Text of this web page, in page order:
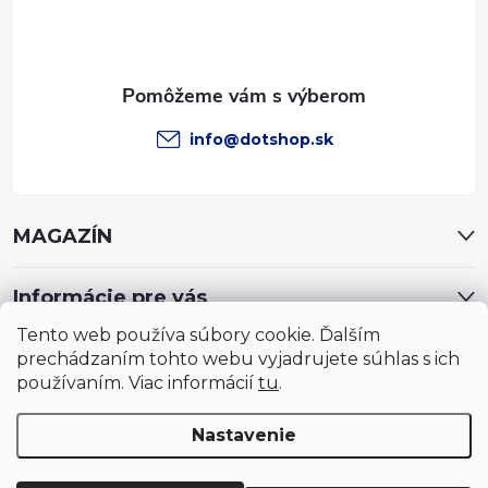
Tento web používa súbory cookie. Ďalším
prechádzaním tohto webu vyjadrujete súhlas s ich
používaním. Viac informácií tu.
Nastavenie
info@dotshop.sk
MAGAZÍN
Informácie pre vás
Copyright 2026DotShop - všetko pre záhradu, dom, chovateľa,